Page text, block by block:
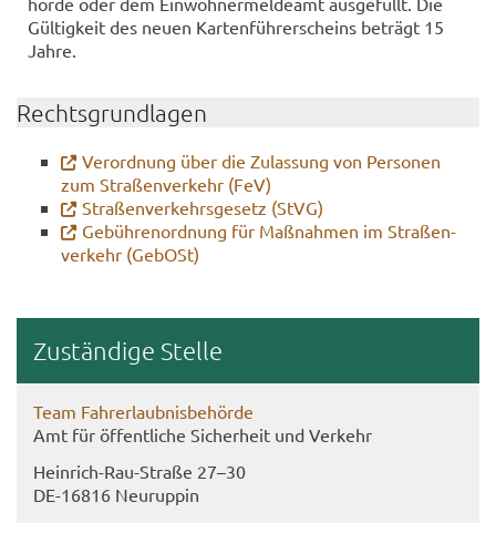
Gül­tig­keit des neuen Kar­ten­füh­rer­scheins be­trägt 15
Jahre.
Rechts­grund­la­gen
Ver­ord­nung über die Zu­las­sung von Per­so­nen
zum Stra­ßen­ver­kehr (FeV)
Stra­ßen­ver­kehrs­ge­setz (StVG)
Ge­büh­ren­ord­nung für Maß­nah­men im Stra­ßen­
ver­kehr (Ge­bOSt)
Zu­stän­di­ge Stel­le
Team Fahr­erlaub­nis­be­hör­de
Amt für öf­fent­li­che Si­cher­heit und Ver­kehr
Heinrich-​Rau-Straße 27–30
DE-​16816 Neu­rup­pin